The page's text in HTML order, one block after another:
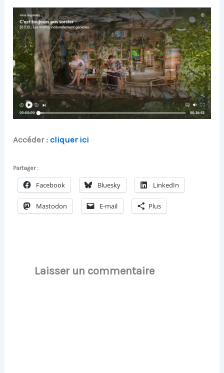
Accéder :cliquer ici
Partager :
Facebook Bluesky LinkedIn
Mastodon E-mail Plus
Laisser un commentaire